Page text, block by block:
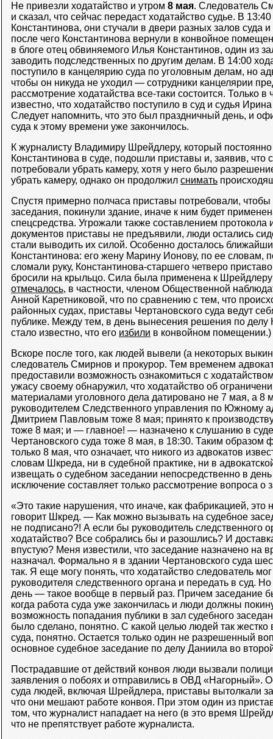
Не привезли ходатайство и утром 8 мая. Следователь
и сказал, что сейчас передаст ходатайство судье. В
Константинова, они стучали в двери разных залов суда
после чего Константинова вернули в конвойное
в блоге отец обвиняемого Илья Константинов, один из
заводить подследственных по другим делам. В 14:00
поступило в канцелярию суда по уголовным делам, но
чтобы он никуда не уходил — сотрудники канцелярии
рассмотрение ходатайства все-таки состоится. Только в
известно, что ходатайство поступило в суд и судья
Следует напомнить, что это был праздничный день, и
суда к этому времени уже закончилось.
К журналисту Владимиру Шрейдлеру, который
Константинова в суде, подошли приставы и, заявив, что
потребовали убрать камеру, хотя у него было
убрать камеру, однако он продолжил снимать
Спустя примерно полчаса приставы потребовали,
заседания, покинули здание, иначе к ним будет
спецсредства. Угрожали также составлением протокола
документов приставы не предъявили, люди остались
стали выводить их силой. Особенно досталось
Константинова: его жену Марину Ионову, по ее словам,
сломали руку, Константинова-старшего четверо
бросили на крыльцо. Сила была применена к
отмечалось, в частности, членом Общественной
Анной Каретниковой, что по сравнению с тем, что
районных судах, приставы Чертановского суда ведут
публике. Между тем, в день вынесения решения по делу
стало известно, что его избили в конвойном помещении.)
Вскоре после того, как людей вывели (а некоторых
следователь Смирнов и прокурор. Тем временем
предоставили возможность ознакомиться с
ужасу своему обнаружил, что ходатайство об
материалами уголовного дела датировано не 7 мая, а 8
руководителем Следственного управления по Южному
Дмитрием Павловым тоже 8 мая; принято к
тоже 8 мая; и — главное! — назначено к слушанию в
Чертановского суда тоже 8 мая, в 18:30. Таким
только 8 мая, что означает, что никого из адвокатов
словам Шкреда, ни в судебной практике, ни в
извещать о судебном заседании непосредственно в
исключение составляет только рассмотрение вопроса о
«Это такие нарушения, что иначе, как фабрикацией, это
говорит Шкред. — Как можно вызывать на судебное
не подписано?! А если бы руководитель следственного
ходатайство? Все собрались бы и разошлись? И
впустую? Меня известили, что заседание назначено на
назначал. Формально я в здании Чертановского суда
так. Я еще могу понять, что ходатайство следователь
руководителя следственного органа и передать в суд.
день — такое вообще в первый раз. Причем заседание
когда работа суда уже закончилась и люди должны
возможность попадания публики в зал судебного
было сделано, понятно. С какой целью людей так
суда, понятно. Остается только один не разрешенный
основное судебное заседание по делу Даниила во
Пострадавшие от действий конвоя люди вызвали
заявления о побоях и отправились в ОВД «Нагорный».
суда людей, включая Шрейдлера, приставы вытолкали
что они мешают работе конвоя. При этом один из
том, что журналист нападает на него (в это время
что не препятствует работе журналиста.